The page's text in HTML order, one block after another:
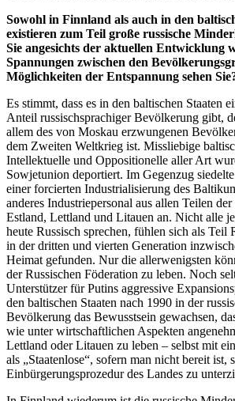
Sowohl in Finnland als auch in den
existieren zum Teil große russische
Sie angesichts der aktuellen Entwicklung
Spannungen zwischen den
Möglichkeiten der Entspannung sehen
Es stimmt, dass es in den baltischen Staaten
Anteil russischsprachiger Bevölkerung gibt,
allem des von Moskau erzwungenen
dem Zweiten Weltkrieg ist. Missliebige
Intellektuelle und Oppositionelle aller Art
Sowjetunion deportiert. Im Gegenzug
einer forcierten Industrialisierung des
anderes Industriepersonal aus allen Teilen
Estland, Lettland und Litauen an. Nicht alle
heute Russisch sprechen, fühlen sich als Teil
in der dritten und vierten Generation
Heimat gefunden. Nur die allerwenigsten
der Russischen Föderation zu leben. Noch
Unterstützer für Putins aggressive
den baltischen Staaten nach 1990 in der
Bevölkerung das Bewusstsein gewachsen,
wie unter wirtschaftlichen Aspekten
Lettland oder Litauen zu leben – selbst mit
als „Staatenlose“, sofern man nicht bereit ist,
Einbürgerungsprozedur des Landes zu